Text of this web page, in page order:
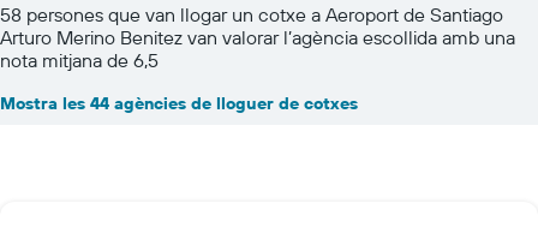
58 persones que van llogar un cotxe a Aeroport de Santiago
Arturo Merino Benitez van valorar l’agència escollida amb una
nota mitjana de 6,5
Mostra les 44 agències de lloguer de cotxes